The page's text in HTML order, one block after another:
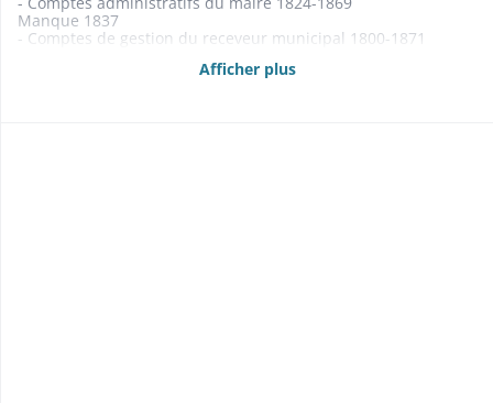
Manque 1837
- Comptes de gestion du receveur municipal 1800-1871
Afficher plus